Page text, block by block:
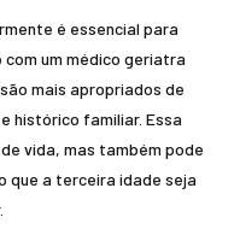
é essencial para
com um médico geriatra
mais apropriados de
histórico familiar. Essa
vida, mas também pode
que a terceira idade seja